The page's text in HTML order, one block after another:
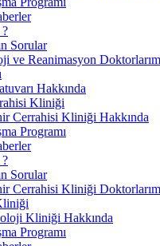
Sorular
ve Reanimasyon
Hakkında
Kliniği
Cerrahisi Kliniği Hakkında
Programı
Sorular
Cerrahisi Kliniği
Kliniği Hakkında
Programı